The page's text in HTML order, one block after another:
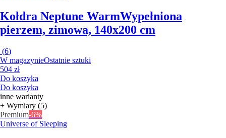
Kołdra Neptune WarmWypełniona
pierzem, zimowa, 140x200 cm
(6)
W magazynieOstatnie sztuki
504 zł
Do koszyka
Do koszyka
inne warianty
+ Wymiary (5)
Premium-6%
Universe of Sleeping